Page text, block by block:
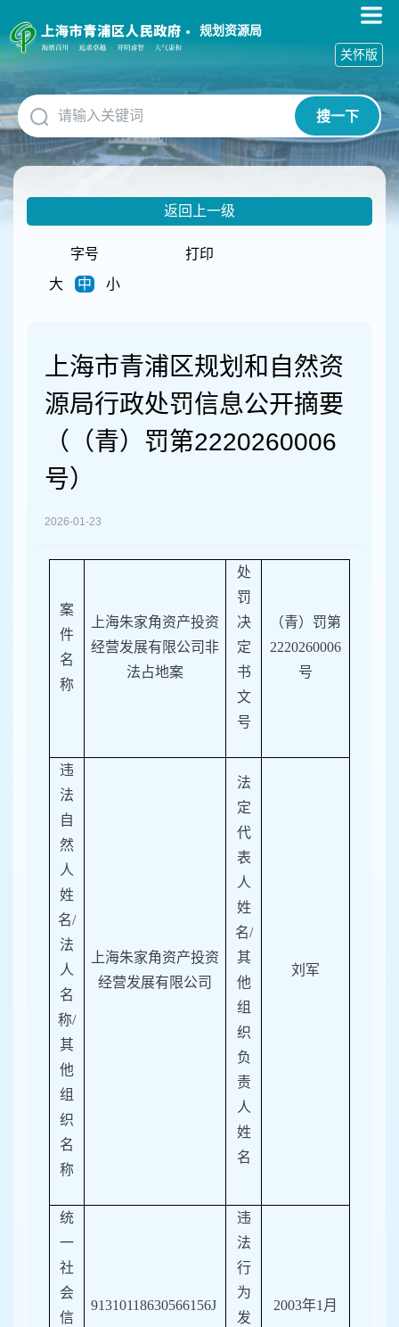
障
碍
作
说
明
跳
到
网
规划资源局
搜一下
关怀版
返回上一级
字号
大
中 小
打印
上海市青浦区规划和自然资
源局行政处罚信息公开摘要
（（青）罚第2220260006
号）
2026-01-23
案
件
名
称
上海朱家角资产投资
经营发展有限公司 非
法占地案
处
罚
决
定
书
文
号
（青） 罚第
2220260006
号
违
法
自
然
人
姓
名/
法
人
名
称/
其
他
组
织
名
称
上海朱家角资产投资
经营发展有限公司
法
定
代
表
人
姓
名/
其
他
组
织
负
责
人
姓
名
刘军
统
一
社
会
信
91310118630566156J
违
法
行
为
发
2003年1月